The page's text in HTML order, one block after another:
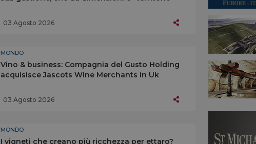
03 Agosto 2026
MONDO
Vino & business: Compagnia del Gusto Holding
acquisisce Jascots Wine Merchants in Uk
03 Agosto 2026
MONDO
I vigneti che creano più ricchezza per ettaro?